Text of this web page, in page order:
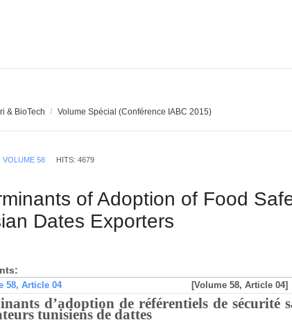
& BioTech / Volume Spécial (Conférence IABC 2015)
VOLUME 58 HITS: 4679
of Adoption of Food
Dates Exporters
58, Article 04 [Volume 58, Article 04]
d’adoption de référentiels de sécurité
tunisiens de dattes